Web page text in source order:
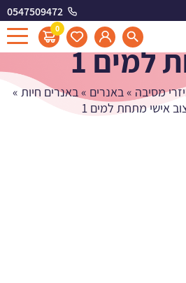
0547509472
0
אישי
למים 1
מסיבה »באנרים »באנרים חיות »
אישי מתחת למים 1